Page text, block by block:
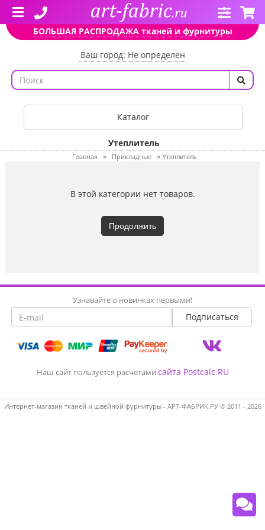
БОЛЬШАЯ РАСПРОДАЖА тканей и фурнитуры
Ваш город: Не определен
Каталог
Утеплитель
Главная » Прикладные » Утеплитель
В этой категории нет товаров.
Продолжить
Узнавайте о новинках первыми!
Наш сайт пользуется расчетами сайта Postcalc.RU
Интернет-магазин тканей и швейной фурнитуры - АРТ-ФАБРИК.РУ © 2011 - 2026